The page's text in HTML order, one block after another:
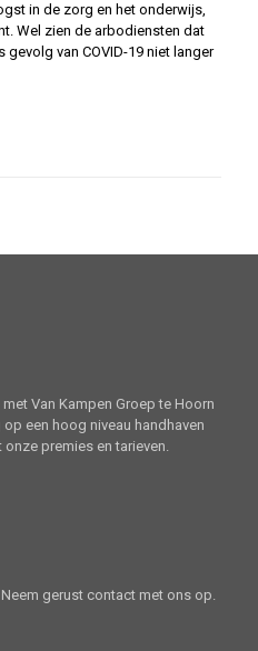
in de zorg en het onderwijs,
Wel zien de arbodiensten dat
van COVID-19 niet langer
Van Kampen Groep te Hoorn
een hoog niveau handhaven
premies en tarieven.
gerust contact met ons op.